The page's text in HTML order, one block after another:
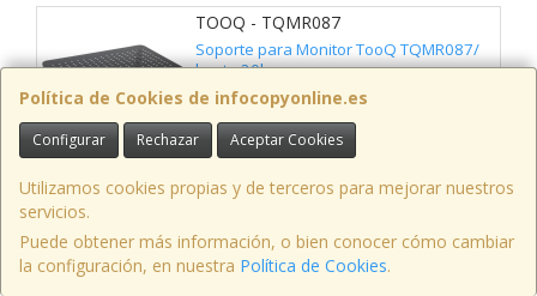
TOOQ - TQMR087
Soporte para Monitor TooQ TQMR087/
hasta 20kg
11,99 €
TOOQ - TQE-2202S
Caja Externa para Disco SSD M.2 TooQ
TQE-2202S/ USB 3.1 Gen1/ Sin tornillos
Política de Cookies de infocopyonline.es
Configurar Rechazar Aceptar Cookies
Utilizamos cookies propias y de terceros para mejorar nuestros
servicios.
Puede obtener más información, o bien conocer cómo cambiar
la configuración, en nuestra Política de Cookies.